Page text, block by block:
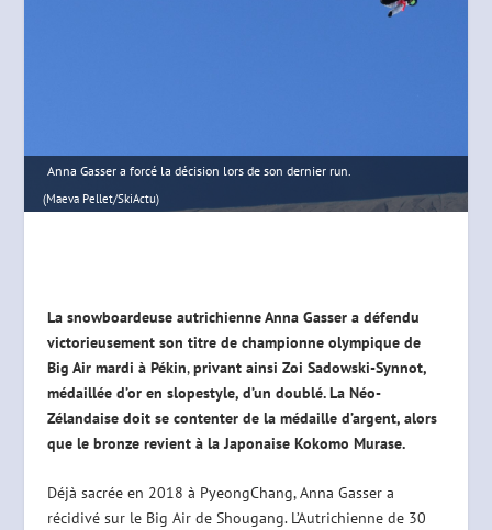
Anna Gasser a forcé la décision lors de son dernier run.
(Maeva Pellet/SkiActu)
La snowboardeuse autrichienne Anna Gasser a défendu
victorieusement son titre de championne olympique de
Big Air mardi à Pékin,privant ainsi Zoi Sadowski-Synnot,
médaillée d’or en slopestyle, d’un doublé. La Néo-
Zélandaise doit se contenter de la médaille d’argent, alors
que le bronze revient à la Japonaise Kokomo Murase.
Déjà sacrée en 2018 à PyeongChang, Anna Gasser a
récidivé sur le Big Air de Shougang. L’Autrichienne de 30